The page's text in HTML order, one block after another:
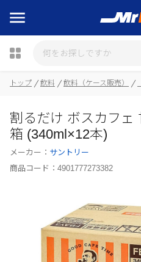
トップ 飲料 飲料（ケース販売）
割るだけ ボスカフェ
箱 (340ml×12本)
メーカー： サントリー
商品コード： 4901777273382